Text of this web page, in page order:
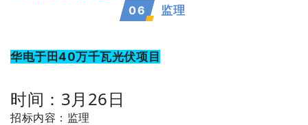
06 监理
华电于田40万千瓦光伏项目
时间：3月26日
招标内容：监理